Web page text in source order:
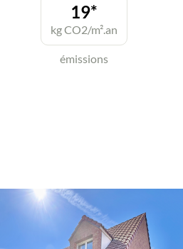
Estimate/Sell
émissions
19*
kg CO2/m².an